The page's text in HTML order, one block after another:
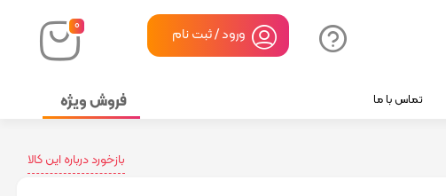
۰ ورود / ثبت نام
تماس با ما فروش ویژه
بازخورد درباره این کالا